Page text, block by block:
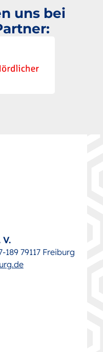
uns bei
79117 Freiburg